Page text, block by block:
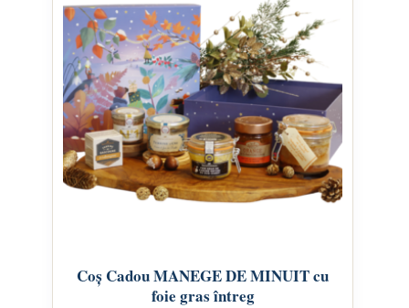
Coș Cadou MANEGE DE MINUIT cu
foie gras întreg